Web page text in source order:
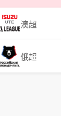
澳超
俄超